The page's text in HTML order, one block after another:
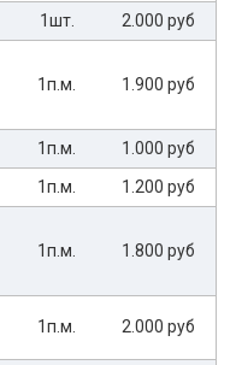
1шт.
2.000 руб
1п.м. 1.900 руб
1п.м.
1.000 руб
1п.м.
1.200 руб
1п.м. 1.800 руб
1п.м. 2.000 руб